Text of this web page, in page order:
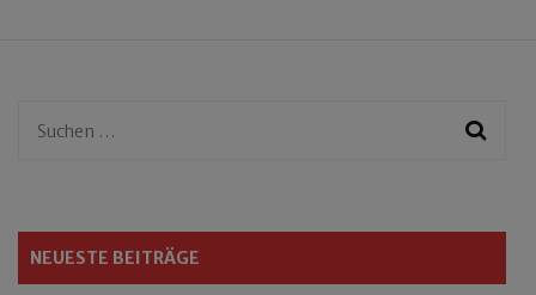
Suchen
NEUESTE BEITRÄGE